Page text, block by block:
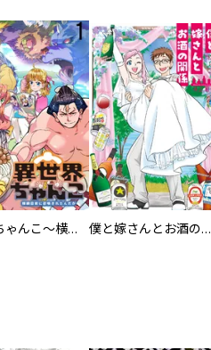
異世界ちゃんこ～横綱目前に召喚されたんだが～ 【連載版】 僕と嫁さんとお酒の関係